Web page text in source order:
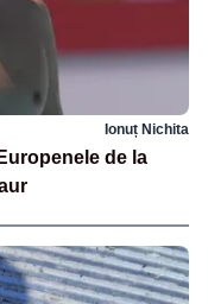
Ionuț Nichita
de la